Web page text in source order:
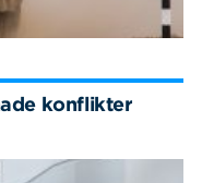
konflikter